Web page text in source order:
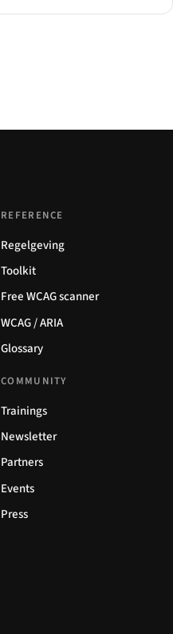
REFERENCE
Regelgeving
Toolkit
Free WCAG scanner
WCAG / ARIA
Glossary
COMMUNITY
Trainings
Newsletter
Partners
Events
Press